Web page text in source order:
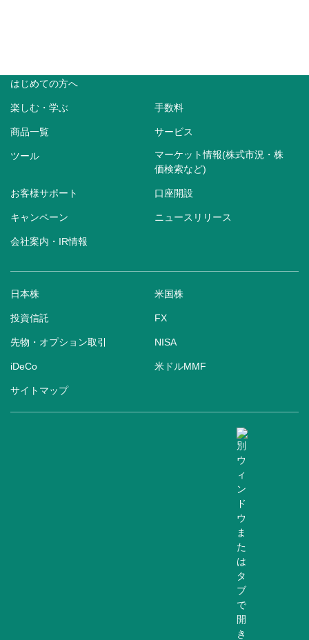
はじめての方へ
楽しむ・学ぶ 手数料
商品一覧 サービス
ツール
マーケット情報(株式市況・株
価検索など)
お客様サポート 口座開設
キャンペーン ニュースリリース
会社案内・IR情報
日本株 米国株
投資信託 FX
先物・オプション取引 NISA
iDeCo 米ドルMMF
サイトマップ